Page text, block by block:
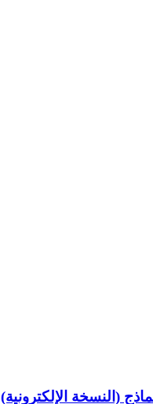
(النسخة الإلكترونية)